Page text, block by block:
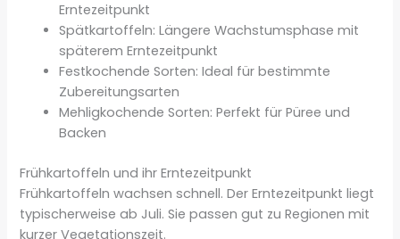
Erntezeitpunkt
Spätkartoffeln: Längere Wachstumsphase mit
späterem Erntezeitpunkt
Festkochende Sorten: Ideal für bestimmte
Zubereitungsarten
Mehligkochende Sorten: Perfekt für Püree und
Backen
Frühkartoffeln und ihr Erntezeitpunkt
Frühkartoffeln wachsen schnell. Der Erntezeitpunkt liegt
typischerweise ab Juli. Sie passen gut zu Regionen mit
kurzer Vegetationszeit.